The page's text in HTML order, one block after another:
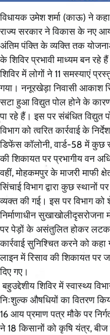
विधायक उमेश शर्मा (काऊ) ने
राज्य सरकार ने विकास के नए
अंतिम पंक्ति के व्यक्ति तक
के शिविर प्रभावी माध्यम बन रहे
शिविर में लोगों ने 11 समस्याएं
गया। ननूरखेड़ा निवासी आकाश
सटा हुआ विद्युत पोल होने के
पा रहे हैं। इस पर संबंधित विद्युत
विभाग को त्वरित कार्रवाई के
डिफेंस कॉलोनी, वार्ड-58 में कुछ
की शिकायत पर प्रभागीय वन
वहीं, मोहकमपुर के माजरी माफी
सिंचाई विभाग द्वारा कुछ
व्यक्त की गई। इस पर विभाग को
निर्माणाधीन सुखाखोलीदृसरोजना
पर पेड़ों के असंतुलित होकर
कार्रवाई सुनिश्चित करने को
लाइन में रिसाव की शिकायत पर
दिए गए।
बहुउद्देशीय शिविर में स्वास्थ्य
निःशुल्क औषधियों का वितरण
16 आय प्रमाण पत्र मौके पर
ने 18 किसानों को कृषि यंत्र, बीज